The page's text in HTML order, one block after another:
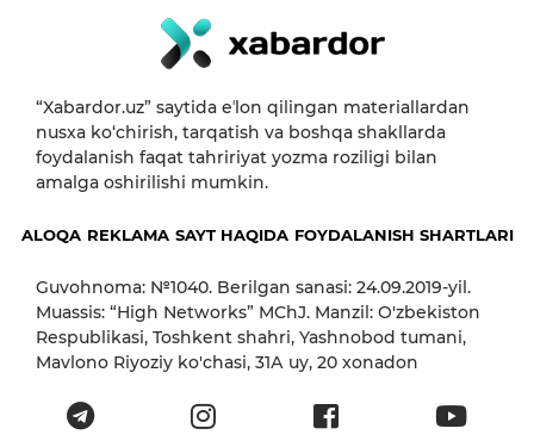
“Xabardor.uz” saytida eʼlon qilingan materiallardan
nusxa ko‘chirish, tarqatish va boshqa shakllarda
foydalanish faqat tahririyat yozma roziligi bilan
amalga oshirilishi mumkin.
ALOQA REKLAMA SAYT HAQIDA FOYDALANISH SHARTLARI
Guvohnoma: №1040. Berilgan sanasi: 24.09.2019-yil.
Muassis: “High Networks” MChJ. Manzil: O'zbekiston
Respublikasi, Toshkent shahri, Yashnobod tumani,
Mavlono Riyoziy ko'chasi, 31А uy, 20 xonadon